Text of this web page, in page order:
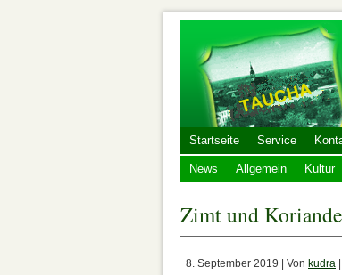
Startseite Service
News Allgemein Kultur
Zimt und
8. September 2019 | Von kudra